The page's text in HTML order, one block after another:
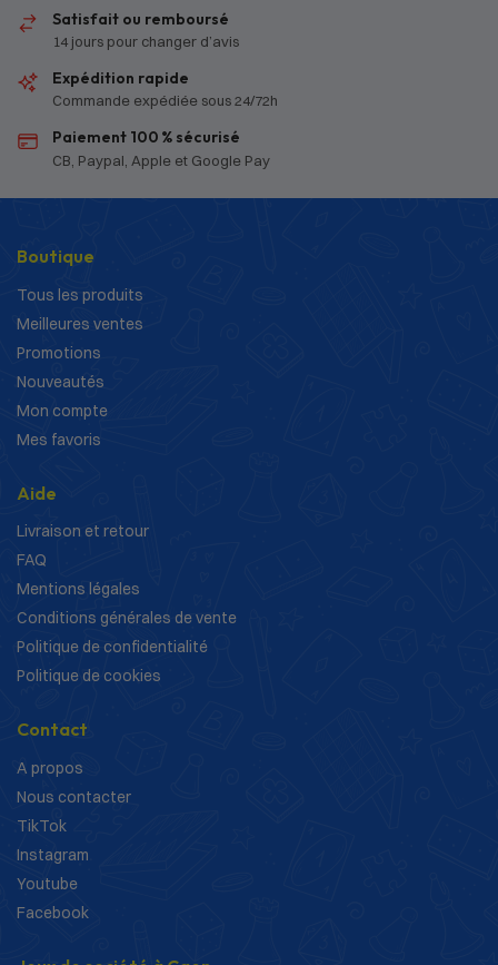
Satisfait ou remboursé
14 jours pour changer d’avis
Expédition rapide
Commande expédiée sous 24/72h
Paiement 100 % sécurisé
CB, Paypal, Apple et Google Pay
Boutique
Tous les produits
Meilleures ventes
Promotions
Nouveautés
Mon compte
Mes favoris
Aide
Livraison et retour
FAQ
Mentions légales
Conditions générales de vente
Politique de confidentialité
Politique de cookies
Contact
A propos
Nous contacter
TikTok
Instagram
Youtube
Facebook